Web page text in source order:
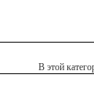
В этой